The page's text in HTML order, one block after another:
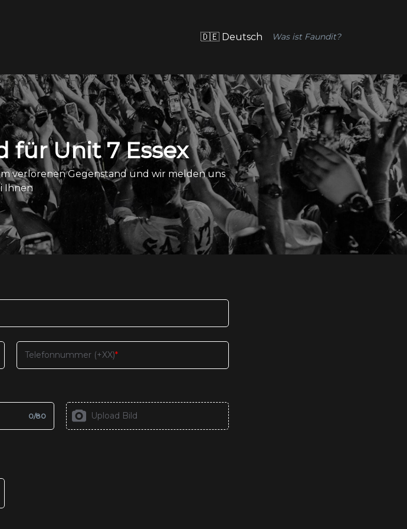
🇩🇪 Deutsch Was ist Faundit?
für Unit 7 Essex
verlorenen Gegenstand und wir melden uns
Ihnen
Telefonnummer (+XX)
0/80 Upload Bild